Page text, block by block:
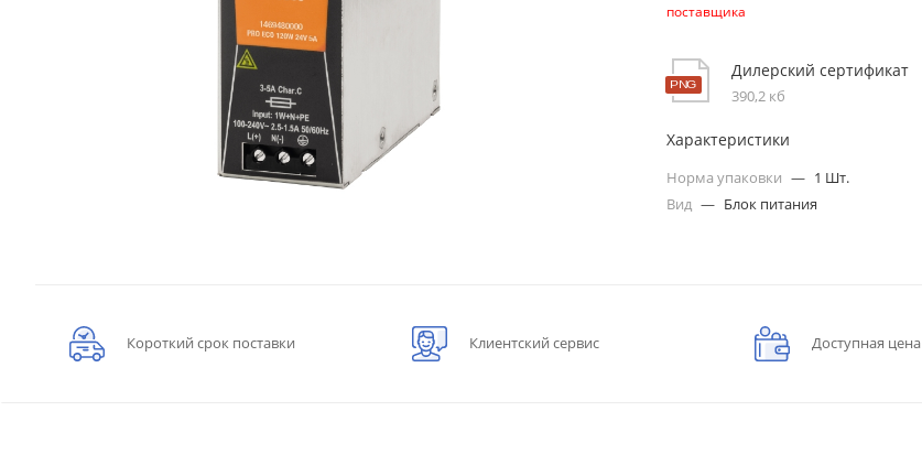
поставщика
Дилерский сертификат
390,2 кб
Характеристики
Норма упаковки — 1 Шт.
Вид — Блок питания
Короткий срок поставки Клиентский сервис Доступная цена